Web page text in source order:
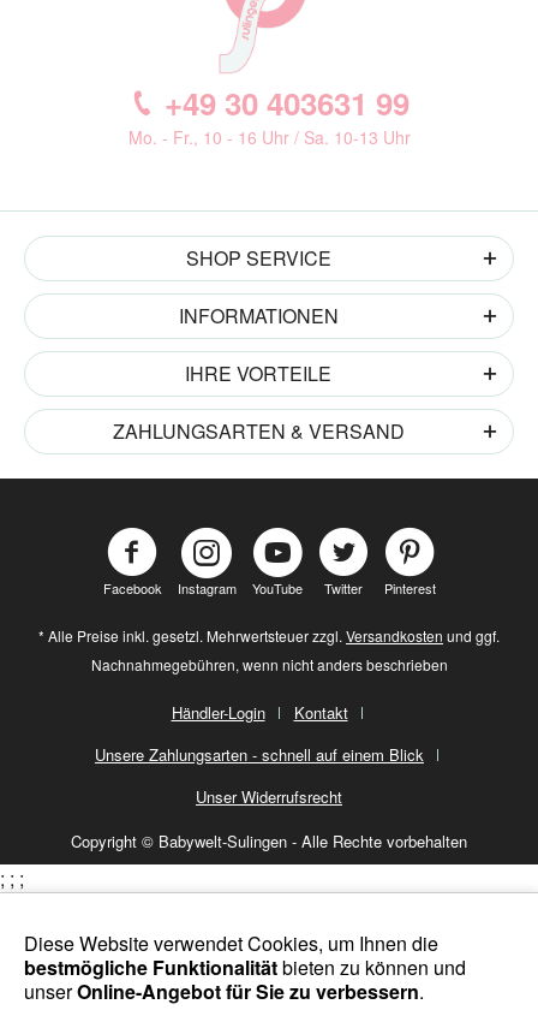
+49 30 403631 99
Mo. - Fr., 10 - 16 Uhr / Sa. 10-13 Uhr
SHOP SERVICE
INFORMATIONEN
IHRE VORTEILE
ZAHLUNGSARTEN & VERSAND
Facebook Instagram YouTube Twitter Pinterest
* Alle Preise inkl. gesetzl. Mehrwertsteuer zzgl. Versandkosten und ggf.
Nachnahmegebühren, wenn nicht anders beschrieben
Händler-Login
Kontakt
Unsere Zahlungsarten - schnell auf einem Blick
Unser Widerrufsrecht
Copyright © Babywelt-Sulingen - Alle Rechte vorbehalten
Diese Website verwendet Cookies, um Ihnen die
bestmögliche Funktionalitätbieten zu können und
unserOnline-Angebot für Sie zu verbessern.
; ; ;